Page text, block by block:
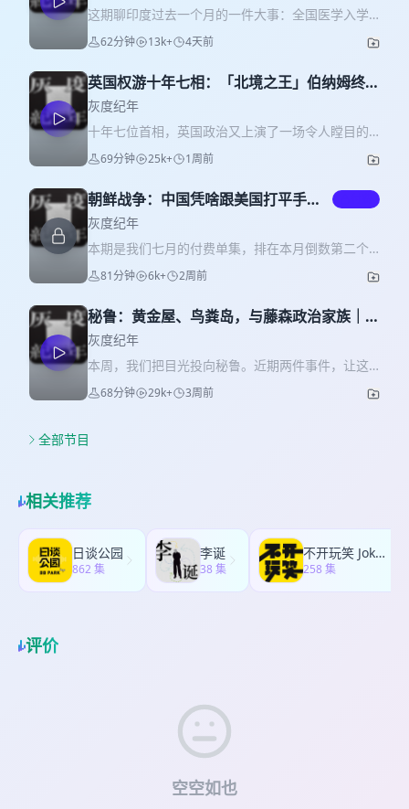
这期聊印度过去一个月的一件大事：全国医学入学
考试泄题，成绩作废，两百多万考生要重考，二十
个学生自杀。 事情本身不复杂，但折射出来的印度
为什么首席大法官管失业年轻人叫"蟑螂"，会引爆那
么大的愤怒？为什么一个靠AI梗图起家的虚拟政
党，最后真能把内阁部长拉下台？ 我们顺着这条
线，聊了印度的高考、补习产业、绝食传统，还有
一个很有意思的说法——印度是个"老登共和国"，由
考试与泄题 医学版高考，220万人考，公立医学院
只收6万。泄题发生在考前48小时，生物科90道题全
部命中。2024年泄过一次，只有155人受益，没重
考；这次为什么不一样？ * 补习产业 西卡尔小镇，
30万人口，每年涌入十万考生。一套"猜题卷"卖几
盲青年的9倍——越找不到工作越要考，越考补习越
贵，越贵输得越惨，这个循环怎么来的？ * "蟑螂人
民党" 首席大法官说失业青年是蟑螂，一个留学生用
AI画了挥拳头的蟑螂，给运动起名"Cockroach
Instagram粉丝怎么超过执政的人民党？ * 绝食的
从来成不了政治分野，这次为什么成了？社交媒体
怎么让年轻人突破交叉切割？一个印度专栏作家
写"republic of uncles"，我翻成"老登共和国"——
这个框架能解释多少事？ * 莫迪的难题 民粹领袖靠
反建制起家，掌权十年后自己成了建制。魅力型权
威最难传承，莫迪之后谁来接？印人党这次屈服，
刀支持本期节目，点击链接直达全年最低专属机
制：https://mo.m.tmall.com/page/37596093?
shop_id=378325130&item_id=916197162293】
如果你身边有人的剃须刀已经用了很多年、自己却
一直没主动换，这款剃须刀非常值得当礼物送出
去，礼盒包装很拿得出手，送爸爸送亲友送客户，
62分钟 13k+ 4天前
英国权游十年七相：「北境之王」伯纳姆终成
「国王之手」｜26W30
灰度纪年
十年七位首相，英国政治又上演了一场令人瞠目的
走马灯。这一次没有大选，没有党内竞逐辩论，安
迪·伯纳姆甚至在一个多月前都还不是下议院议员，
却在一场惊险的政治操作后，直接从大曼彻斯特市
长空降成为首相。斯塔默为何在民意崩盘、内阁接
连辞职的重压下依然硬挺，最终又为何在伯纳姆胜
选议员后仅四天闭门辞任？这背后是一场纸牌屋级
的党内逼宫大戏。 这一集,我们聊聊安迪·伯纳姆是
谁：从利物浦工薪家庭走出的剑桥毕业生,如何带
三任领导人之间；他如何在曼彻斯特找到自己的位
置，把巴士系统重新公有化,一路干成"北境之王"；
又如何借一场精心设计的议员补选，完成惊险回
归。我们也会聊聊撒切尔留下的私有化遗产、央地
财权失衡的老问题,以及英国政治为何总在历史的相
同韵脚上打转。 本期主要内容 * 英国议会制政治如
伯纳姆的风格对比,兼谈保守党党魁巴德诺赫的身份
权失衡 * 十年七相是体系问题还是历史周期:回溯
1920年代的政治动荡 * 新媒体环境下的英国政治困
境,与法拉奇领导的改革党崛起
—————————— 【感谢妙界再次支持本期节
都长了很多，眼睛、腰背的负担也大了不少，像所
以最近不少听友对之前推荐过的按摩护腰坐姿椅和
Y7P雾化护眼仪的返场呼声很大，这期我们也争取来
仪，就是专门针对用眼过度设计的，集雾化、按
69分钟 25k+ 1周前
朝鲜战争：中国凭啥跟美国打平手？
｜26W29
灰度纪年
本期是我们七月的付费单集，排在本月倒数第二个
周一。接着上一期，我们继续讲朝鲜战争。上一
期，我们讲朝鲜战争是如何打起来的；这一期，我
心里总有两个疑问。第一，志愿军装备落后、后勤
薄弱，又没有制空权和制海权，为什么还能和技
术、训练都占优的美国军队打成这样？第二，朝鲜
战争明明打了三年，但真正决定战局的五次大规模
战役，几乎都集中在第一年，后面两年主要围绕谈
81分钟 6k+ 2周前
秘鲁：黄金屋、鸟粪岛，与藤森政治家族｜
26W28
灰度纪年
本周，我们把目光投向秘鲁。近期两件事件，让这
个国家重新进入观察视野：其一，藤森庆子当选新
一届总统——她正是上世纪90年代秘鲁强人总统藤
历史结构交织的典型样本。 一个拉美国家，何以出
现一个具有日本血统的政治家族？这背后必然牵连
移民史、国家建构与权力冲突的多重线索。而钱凯
港的崛起，则把秘鲁进一步嵌入全球贸易与大国竞
争的网络之中。这两个切口，恰好为理解当代秘鲁
提供了关键入口。 本期节目，我们将从历史出发：
主国家。这种制度性动荡，究竟源于何种结构性问
题？而如今藤森庆子上台，她能否打破拉美政治长
期左右摆荡的惯性，还是只是新一轮循环的开始？
点击进入专属购买链接：
68分钟 29k+ 3周前
全部节目
相关推荐
日谈公园
862 集
李诞
38 集
不开玩笑 Jokes Aside
258 集
评价
空空如也